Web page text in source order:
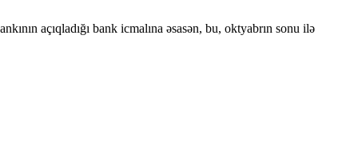
açıqladığı bank icmalına əsasən, bu, oktyabrın sonu ilə